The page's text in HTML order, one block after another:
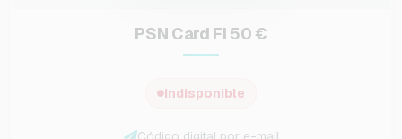
PSN Card FI 50 €
Indisponible